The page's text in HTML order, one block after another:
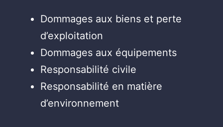
Dommages aux biens et perte
d’exploitation
Dommages aux équipements
Responsabilité civile
Responsabilité en matière
d’environnement